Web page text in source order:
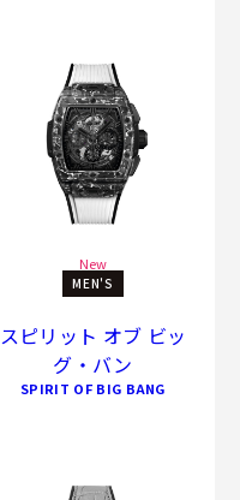
New
MEN'S
スピリット オブ ビッ
グ・バン
SPIRIT OF BIG BANG